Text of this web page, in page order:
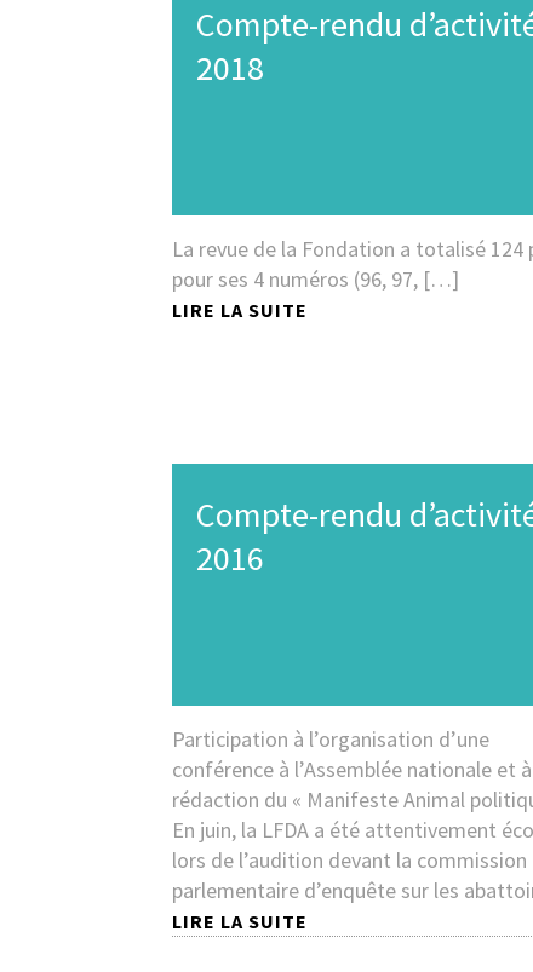
Compte-rendu
2018
La revue de la Fondation a totalisé 124
pour ses 4 numéros (96, 97, […]
LIRE LA SUITE
Compte-rendu
2016
Participation à l’organisation d’une
conférence à l’Assemblée nationale et
rédaction du « Manifeste Animal
En juin, la LFDA a été attentivement
lors de l’audition devant la commission
parlementaire d’enquête sur les
LIRE LA SUITE